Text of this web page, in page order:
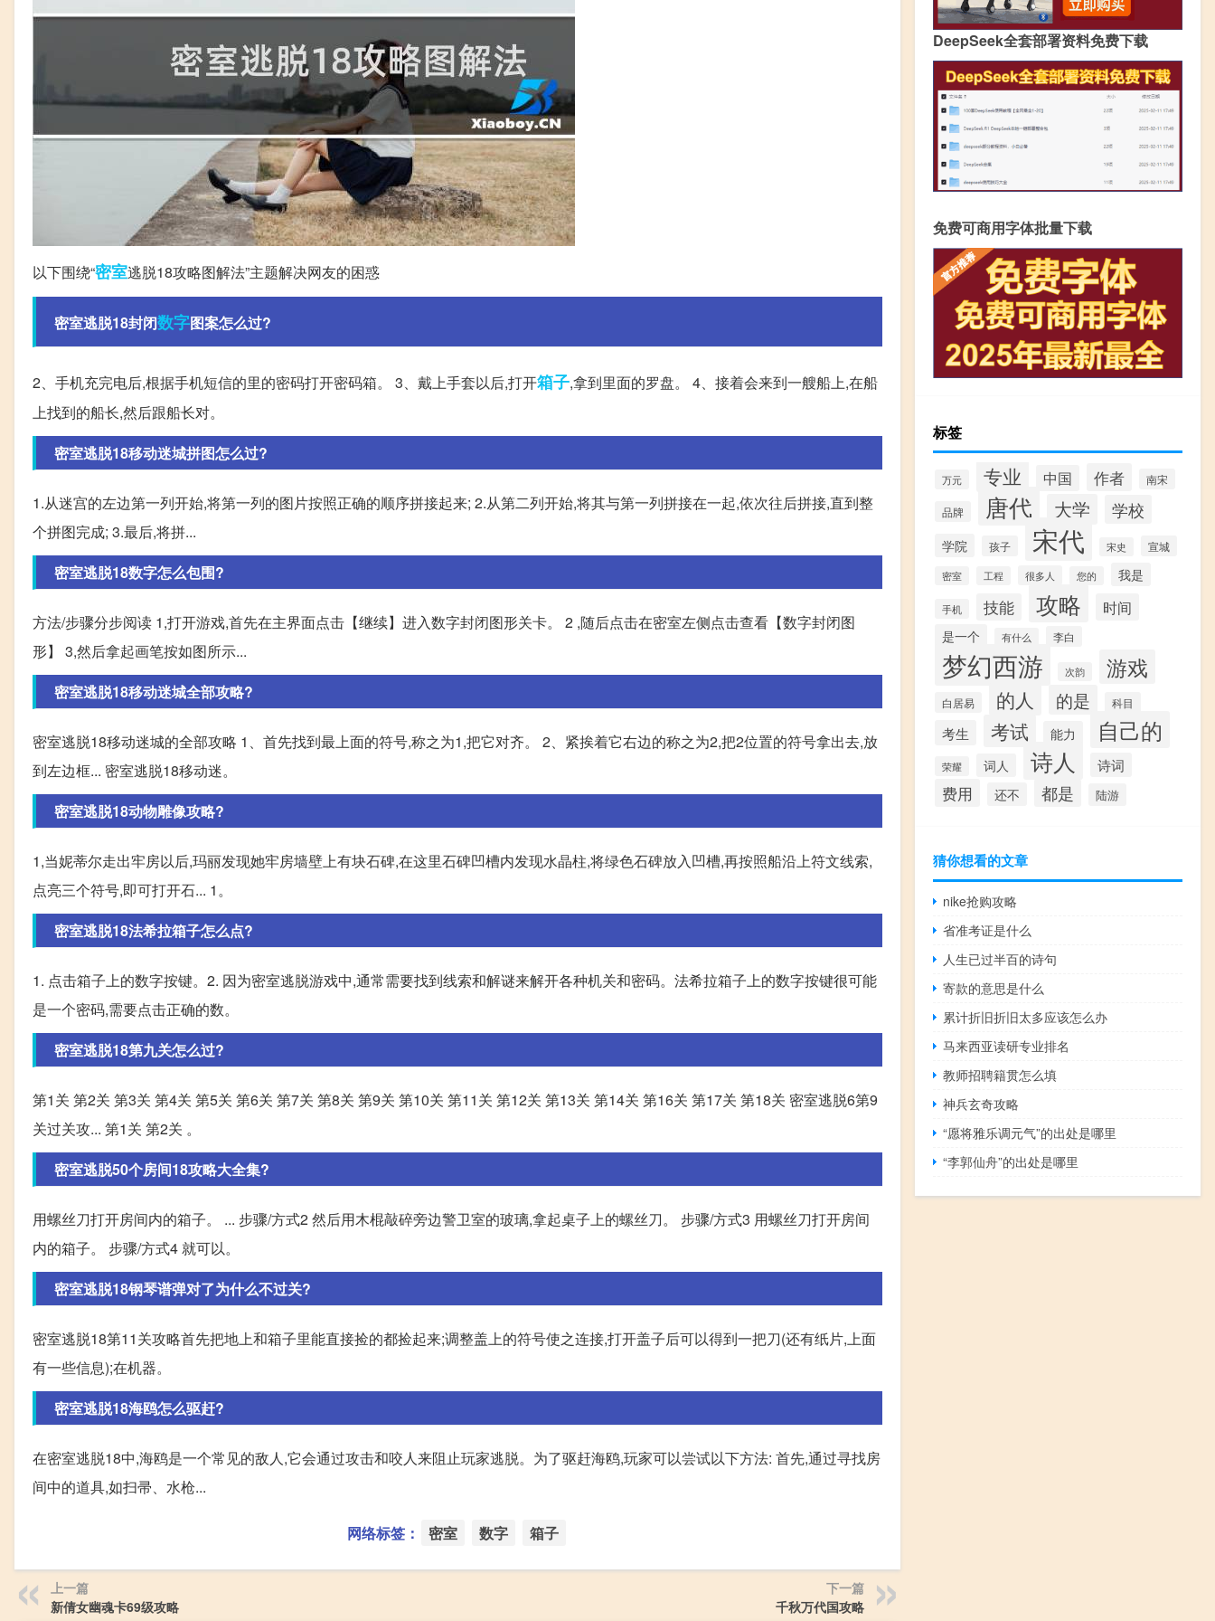
以下围绕“密室逃脱18攻略图解法”主题解决网友的困惑
密室逃脱18封闭数字图案怎么过?
2、手机充完电后,根据手机短信的里的密码打开密码箱。 3、戴上手套以后,打开箱子,拿到里面的罗盘。 4、接着会来到一艘船上,在船
上找到的船长,然后跟船长对。
密室逃脱18移动迷城拼图怎么过?
1.从迷宫的左边第一列开始,将第一列的图片按照正确的顺序拼接起来; 2.从第二列开始,将其与第一列拼接在一起,依次往后拼接,直到整
个拼图完成; 3.最后,将拼...
密室逃脱18数字怎么包围?
方法/步骤分步阅读 1,打开游戏,首先在主界面点击【继续】进入数字封闭图形关卡。 2 ,随后点击在密室左侧点击查看【数字封闭图
形】 3,然后拿起画笔按如图所示...
密室逃脱18移动迷城全部攻略?
密室逃脱18移动迷城的全部攻略 1、首先找到最上面的符号,称之为1,把它对齐。 2、紧挨着它右边的称之为2,把2位置的符号拿出去,放
到左边框... 密室逃脱18移动迷。
密室逃脱18动物雕像攻略?
1,当妮蒂尔走出牢房以后,玛丽发现她牢房墙壁上有块石碑,在这里石碑凹槽内发现水晶柱,将绿色石碑放入凹槽,再按照船沿上符文线索,
点亮三个符号,即可打开石... 1。
密室逃脱18法希拉箱子怎么点?
1. 点击箱子上的数字按键。2. 因为密室逃脱游戏中,通常需要找到线索和解谜来解开各种机关和密码。法希拉箱子上的数字按键很可能
是一个密码,需要点击正确的数。
密室逃脱18第九关怎么过?
第1关 第2关 第3关 第4关 第5关 第6关 第7关 第8关 第9关 第10关 第11关 第12关 第13关 第14关 第16关 第17关 第18关 密室逃脱6第9
关过关攻... 第1关 第2关 。
密室逃脱50个房间18攻略大全集?
用螺丝刀打开房间内的箱子。 ... 步骤/方式2 然后用木棍敲碎旁边警卫室的玻璃,拿起桌子上的螺丝刀。 步骤/方式3 用螺丝刀打开房间
内的箱子。 步骤/方式4 就可以。
密室逃脱18钢琴谱弹对了为什么不过关?
密室逃脱18第11关攻略首先把地上和箱子里能直接捡的都捡起来;调整盖上的符号使之连接,打开盖子后可以得到一把刀(还有纸片,上面
有一些信息);在机器。
密室逃脱18海鸥怎么驱赶?
在密室逃脱18中,海鸥是一个常见的敌人,它会通过攻击和咬人来阻止玩家逃脱。为了驱赶海鸥,玩家可以尝试以下方法: 首先,通过寻找房
间中的道具,如扫帚、水枪...
网络标签： 密室 数字 箱子
上一篇
新倩女幽魂卡69级攻略
下一篇
千秋万代国攻略
DeepSeek全套部署资料免费下载
免费可商用字体批量下载
标签
万元 专业 中国 作者 南宋
品牌 唐代 大学 学校
学院 孩子 宋代 宋史 宣城
密室 工程 很多人 您的 我是
手机 技能 攻略 时间
是一个 有什么 李白
梦幻西游 次韵 游戏
白居易 的人 的是 科目
考生 考试 能力 自己的
荣耀 词人 诗人 诗词
费用 还不 都是 陆游
猜你想看的文章
nike抢购攻略
省准考证是什么
人生已过半百的诗句
寄款的意思是什么
累计折旧折旧太多应该怎么办
马来西亚读研专业排名
教师招聘籍贯怎么填
神兵玄奇攻略
“愿将雅乐调元气”的出处是哪里
“李郭仙舟”的出处是哪里